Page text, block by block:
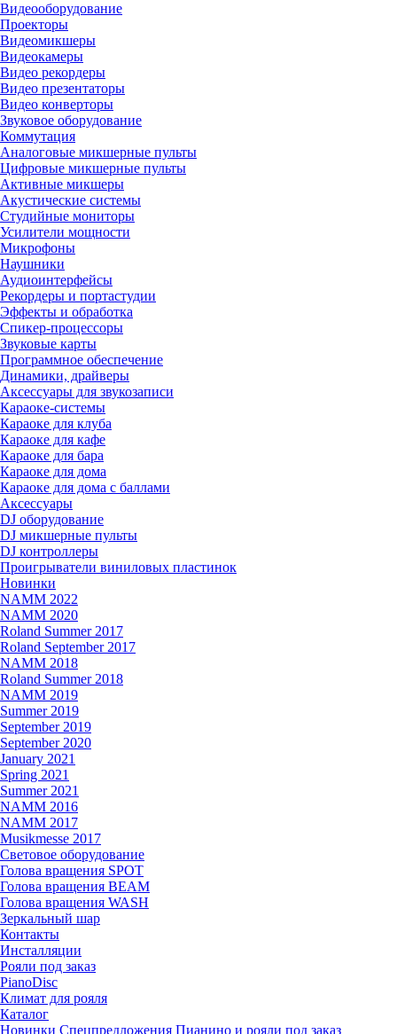
Видеооборудование
Проекторы
Видеомикшеры
Видеокамеры
Видео рекордеры
Видео презентаторы
Видео конверторы
Звуковое оборудование
Коммутация
Аналоговые микшерные пульты
Цифровые микшерные пульты
Активные микшеры
Акустические системы
Студийные мониторы
Усилители мощности
Микрофоны
Наушники
Аудиоинтерфейсы
Рекордеры и портастудии
Эффекты и обработка
Спикер-процессоры
Звуковые карты
Программное обеспечение
Динамики, драйверы
Аксессуары для звукозаписи
Караоке-системы
Караоке для клуба
Караоке для кафе
Караоке для бара
Караоке для дома
Караоке для дома с баллами
Аксессуары
DJ оборудование
DJ микшерные пульты
DJ контроллеры
Проигрыватели виниловых пластинок
Новинки
NAMM 2022
NAMM 2020
Roland Summer 2017
Roland September 2017
NAMM 2018
Roland Summer 2018
NAMM 2019
Summer 2019
September 2019
September 2020
January 2021
Spring 2021
Summer 2021
NAMM 2016
NAMM 2017
Musikmesse 2017
Световое оборудование
Голова вращения SPOT
Голова вращения BEAM
Голова вращения WASH
Зеркальный шар
Контакты
Инсталляции
Рояли под заказ
PianoDisc
Климат для рояля
Каталог
Новинки Спецпредложения Пианино и рояли под заказ